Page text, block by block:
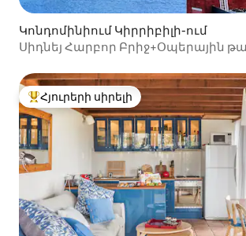
Կոնդոմինիում Կիրրիբիլի-ում
Սիդնեյ Հարբոր Բրիջ+Օպերային
Հյուրերի սիրելի լավագույն տները
Հյուրերի սիրելի